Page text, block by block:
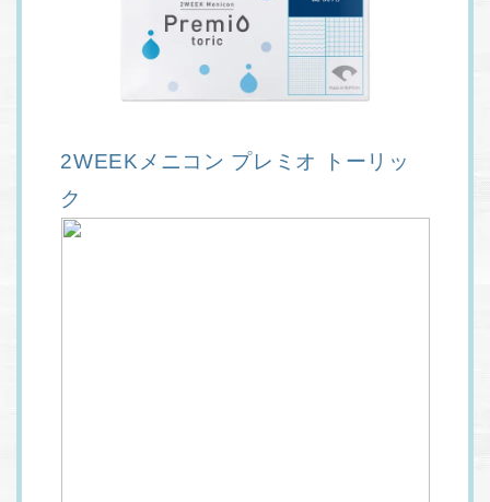
2WEEKメニコン プレミオ トーリッ
ク